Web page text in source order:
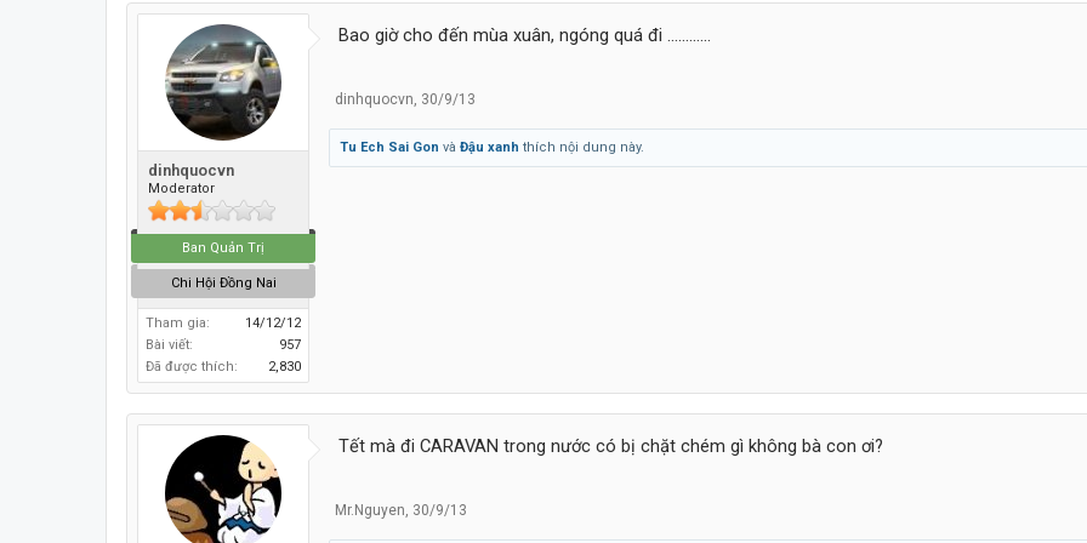
dinhquocvn
Moderator
Ban Quản Trị
Chi Hội Đồng Nai
Tham gia:
14/12/12
Bài viết:
957
Đã được thích:
2,830
Bao giờ cho đến mùa xuân, ngóng quá đi ............
dinhquocvn, 30/9/13
Tu Ech Sai Gon và Đậu xanh thích nội dung này.
Tết mà đi CARAVAN trong nước có bị chặt chém gì không bà con ơi?
Mr.Nguyen, 30/9/13